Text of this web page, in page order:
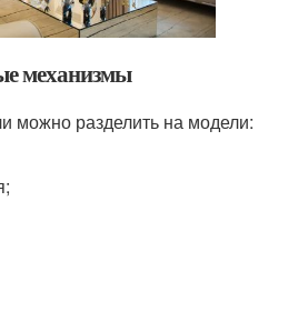
механизмы
можно разделить на модели: